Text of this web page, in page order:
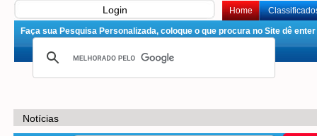
Login Home
Faça sua Pesquisa Personalizada, coloque o que procura no Site dê
Notícias